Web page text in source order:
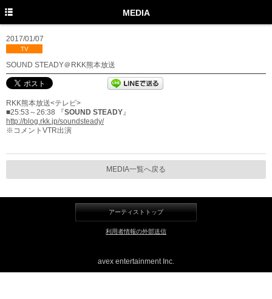
MEDIA
2017/01/07
TV
SOUND STEADY＠RKK熊本放送
RKK熊本放送<テレビ>
■25:53～26:38 『SOUND STEADY』
http://blog.rkk.jp/soundsteady/
※コメントVTR出演
MEDIA一覧へ戻る
アーティストトップ
利用者情報の外部送信
avex entertainment Inc.
PROFILE
MEDIA
LIVE
DISCOGRAPHY
MOVIE
Twitter